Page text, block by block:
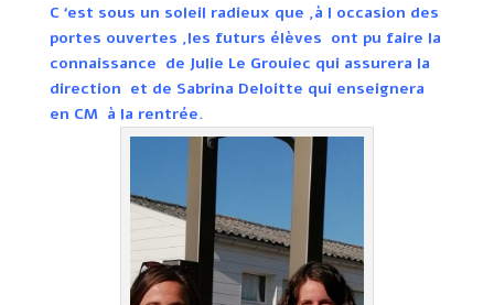
C ‘est sous un soleil radieux que ,à l occasion des
portes ouvertes ,les futurs élèves ont pu faire la
connaissance de Julie Le Grouiec qui assurera la
direction et de Sabrina Deloitte qui enseignera
en CM à la rentrée.